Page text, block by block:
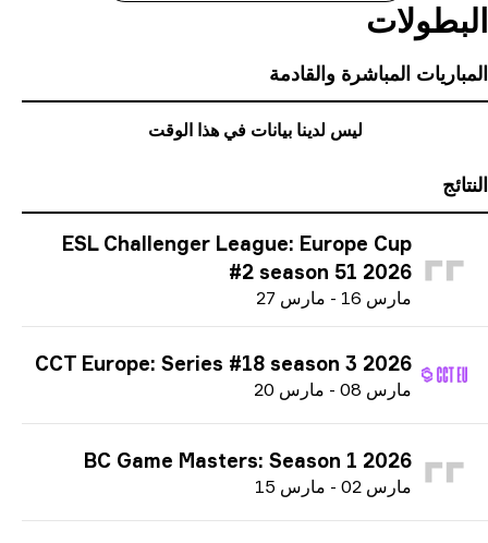
المباشرة والقادمة
ليس لدينا بيانات في هذا الوقت
ESL Challenger League: Europe Cup
#2 season 51 2026
ارس 16
-م ارس 27
CCT Europe: Series #18 season 3 2026
م ارس 08
-م ارس 20
BC Game Masters: Season 1 2026
م ارس 02
-م ارس 15